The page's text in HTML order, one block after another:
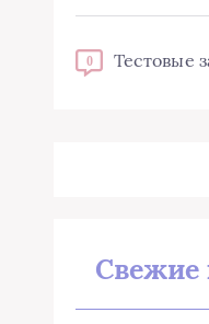
0 Тестовые
Свежие